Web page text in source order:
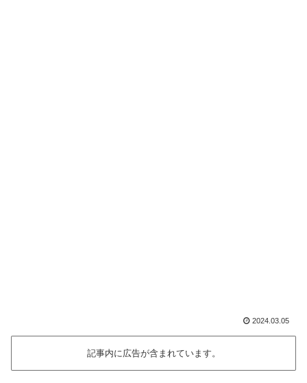
2024.03.05
記事内に広告が含まれています。